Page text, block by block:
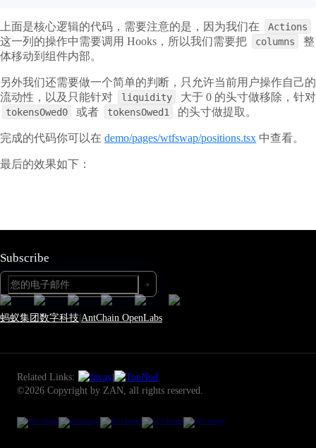
上面是核心逻辑的代码，需要注意的是，因为我们在 Actions
这一列的操作中需要调用 Hooks，所以我们需要把 columns
整
体移动到组件内部。
另外我们还需要做一个简单的判断，只允许当前用户操作自己的
流动性，以及只能针对
liquidity 大于 0 的头寸做移除，针对
tokensOwed0 或者 tokensOwed1 的头寸做提取。
完成的代码你可以在 demo/pages/wtfswap/positions.tsx 中查看。
最后的效果如下：
Subscribe
蚂蚁集团数字科技|AntChain OpenLabs
Related Links:
|
©2026 Copyright by ZAN, all rights reserved.